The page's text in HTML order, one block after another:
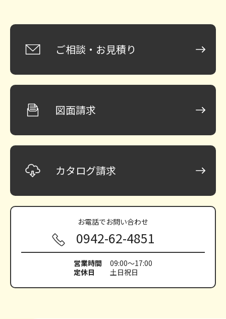
ご相談・お見積り
図面請求
カタログ請求
お電話でお問い合わせ
0942-62-4851
営業時間
09:00～17:00
定休日
土日祝日